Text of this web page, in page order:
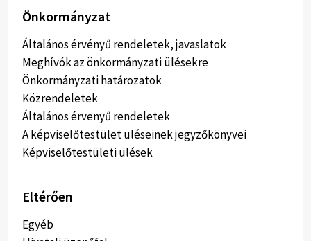
Önkormányzat
Általános érvényű rendeletek, javaslatok
Meghívók az önkormányzati ülésekre
Önkormányzati határozatok
Közrendeletek
Általános érvenyű rendeletek
A képviselőtestület üléseinek jegyzőkönyvei
Képviselőtestületi ülések
Eltérően
Egyéb